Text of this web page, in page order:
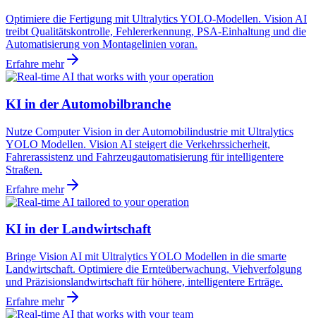
Optimiere die Fertigung mit Ultralytics YOLO-Modellen. Vision AI
treibt Qualitätskontrolle, Fehlererkennung, PSA-Einhaltung und die
Automatisierung von Montagelinien voran.
Erfahre mehr
KI in der Automobilbranche
Nutze Computer Vision in der Automobilindustrie mit Ultralytics
YOLO Modellen. Vision AI steigert die Verkehrssicherheit,
Fahrerassistenz und Fahrzeugautomatisierung für intelligentere
Straßen.
Erfahre mehr
KI in der Landwirtschaft
Bringe Vision AI mit Ultralytics YOLO Modellen in die smarte
Landwirtschaft. Optimiere die Ernteüberwachung, Viehverfolgung
und Präzisionslandwirtschaft für höhere, intelligentere Erträge.
Erfahre mehr